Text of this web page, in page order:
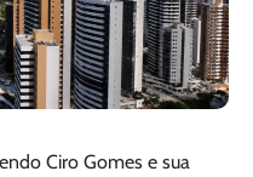
Ciro Gomes e sua